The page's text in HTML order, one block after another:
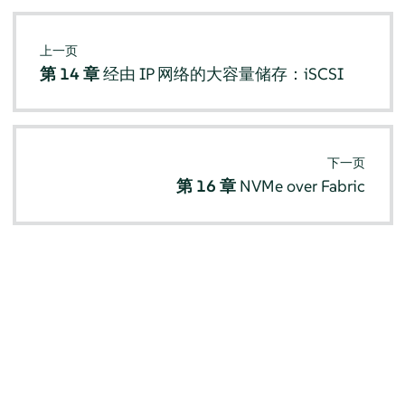
上一页
第 14 章经由 IP 网络的大容量储存：iSCSI
下一页
第 16 章 NVMe over Fabric